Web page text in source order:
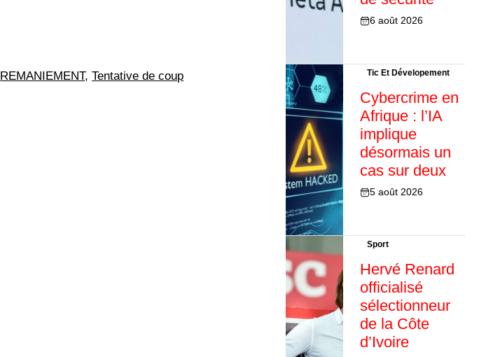
REMANIEMENT,Tentative de coup
6 août 2026
Tic Et Dévelopement
Cybercrime en
Afrique : l’IA
implique
désormais un
cas sur deux
5 août 2026
Sport
Hervé Renard
officialisé
sélectionneur
de la Côte
d’Ivoire